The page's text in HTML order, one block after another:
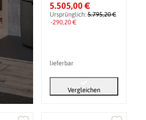
5.505,00 €
Ursprünglich:5.795,20 €
-290,20 €
lieferbar
Vergleichen